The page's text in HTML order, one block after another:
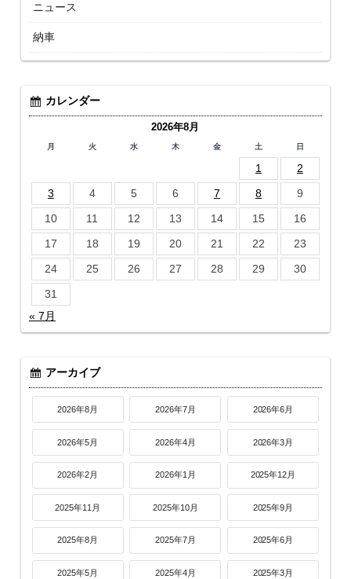
ニュース
納車
カレンダー
2026年8月
月 火 水 木 金 土 日
1
2
3
4 5 6 7 8
9
10
11 12 13 14 15
16
17
18 19 20 21 22
23
24
25 26 27 28 29
30
31
« 7月
アーカイブ
2026年8月 2026年7月 2026年6月
2026年5月 2026年4月 2026年3月
2026年2月 2026年1月 2025年12月
2025年11月 2025年10月 2025年9月
2025年8月 2025年7月 2025年6月
2025年5月 2025年4月 2025年3月